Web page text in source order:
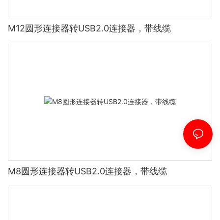
M12圆形连接器转USB2.0连接器，带线缆
M8圆形连接器转USB2.0连接器，带线缆